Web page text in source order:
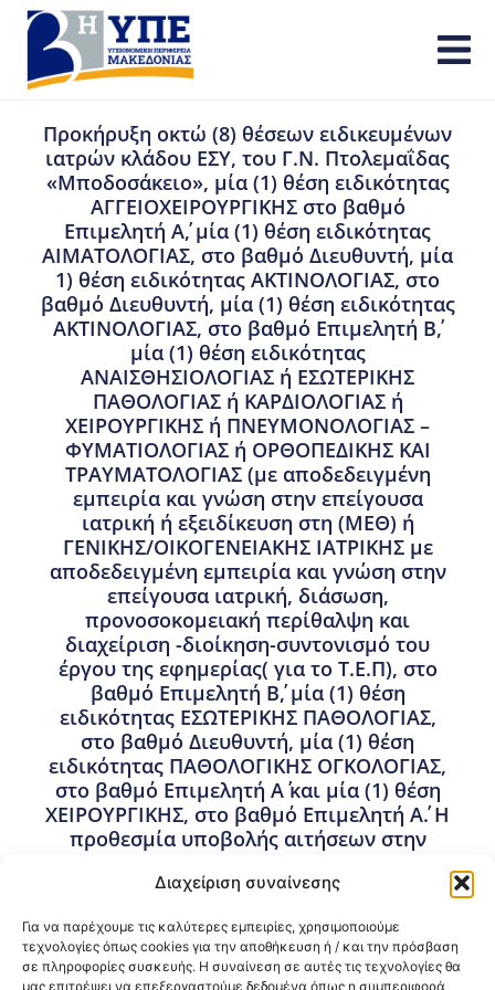
Διαχείριση συναίνεσης
Για να παρέχουμε τις καλύτερες εμπειρίες, χρησιμοποιούμε
τεχνολογίες όπως cookies για την αποθήκευση ή / και την πρόσβαση
σε πληροφορίες συσκευής. Η συναίνεση σε αυτές τις τεχνολογίες θα
μας επιτρέψει να επεξεργαστούμε δεδομένα όπως η συμπεριφορά
Προκήρυξη οκτώ (8) θέσεων ειδικευμένων
ιατρών κλάδου ΕΣΥ, του Γ.Ν. Πτολεμαΐδας
«Μποδοσάκειο», μία (1) θέση ειδικότητας
ΑΓΓΕΙΟΧΕΙΡΟΥΡΓΙΚΗΣ στο βαθμό
Επιμελητή Α΄, μία (1) θέση ειδικότητας
ΑΙΜΑΤΟΛΟΓΙΑΣ, στο βαθμό Διευθυντή, μία
1) θέση ειδικότητας ΑΚΤΙΝΟΛΟΓΙΑΣ, στο
βαθμό Διευθυντή, μία (1) θέση ειδικότητας
ΑΚΤΙΝΟΛΟΓΙΑΣ, στο βαθμό Επιμελητή Β΄,
μία (1) θέση ειδικότητας
ΑΝΑΙΣΘΗΣΙΟΛΟΓΙΑΣ ή ΕΣΩΤΕΡΙΚΗΣ
ΠΑΘΟΛΟΓΙΑΣ ή ΚΑΡΔΙΟΛΟΓΙΑΣ ή
ΧΕΙΡΟΥΡΓΙΚΗΣ ή ΠΝΕΥΜΟΝΟΛΟΓΙΑΣ –
ΦΥΜΑΤΙΟΛΟΓΙΑΣ ή ΟΡΘΟΠΕΔΙΚΗΣ ΚΑΙ
ΤΡΑΥΜΑΤΟΛΟΓΙΑΣ (με αποδεδειγμένη
εμπειρία και γνώση στην επείγουσα
ιατρική ή εξειδίκευση στη (ΜΕΘ) ή
ΓΕΝΙΚΗΣ/ΟΙΚΟΓΕΝΕΙΑΚΗΣ ΙΑΤΡΙΚΗΣ με
αποδεδειγμένη εμπειρία και γνώση στην
επείγουσα ιατρική, διάσωση,
προνοσοκομειακή περίθαλψη και
διαχείριση -διοίκηση-συντονισμό του
έργου της εφημερίας( για το Τ.Ε.Π), στο
βαθμό Επιμελητή Β΄, μία (1) θέση
ειδικότητας ΕΣΩΤΕΡΙΚΗΣ ΠΑΘΟΛΟΓΙΑΣ,
στο βαθμό Διευθυντή, μία (1) θέση
ειδικότητας ΠΑΘΟΛΟΓΙΚΗΣ ΟΓΚΟΛΟΓΙΑΣ,
στο βαθμό Επιμελητή Α΄ και μία (1) θέση
ΧΕΙΡΟΥΡΓΙΚΗΣ, στο βαθμό Επιμελητή Α΄. Η
προθεσμία υποβολής αιτήσεων στην
esydoctors.moh.gov.gr αρχίζει στις
στις 17.06.2026 ώρα 12.00 (μεσημέρι).
18 Μαΐου, 2026